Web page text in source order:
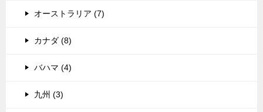
オーストラリア (7)
カナダ (8)
バハマ (4)
九州 (3)